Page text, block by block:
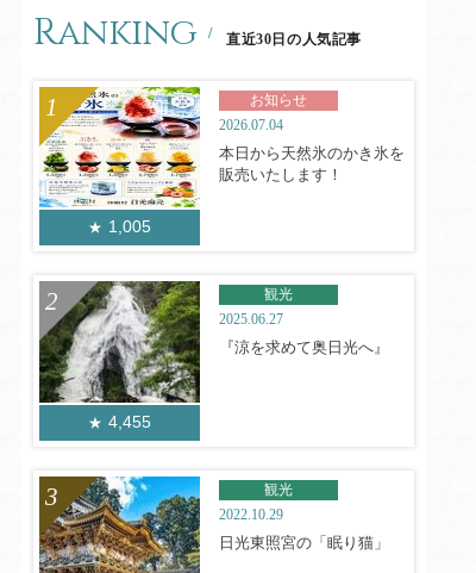
Ranking 直近30日の人気記事
1,005
お知らせ
2026.07.04
本日から天然氷のかき氷を
販売いたします！
4,455
観光
2025.06.27
『涼を求めて奥日光へ』
観光
2022.10.29
日光東照宮の「眠り猫」